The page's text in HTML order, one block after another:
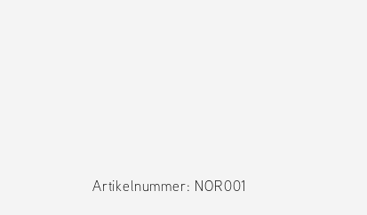
Artikelnummer: NOR001